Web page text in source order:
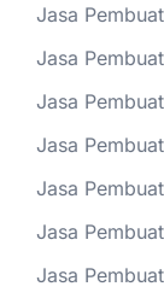
Jasa
Jasa
Jasa
Jasa
Jasa
Jasa
Jasa